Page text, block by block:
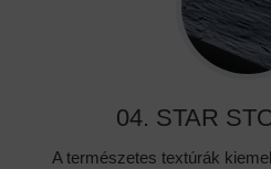
04. STAR
A természetes textúrák